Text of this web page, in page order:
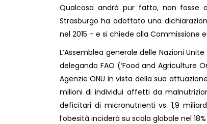
Qualcosa andrà pur fatto, non fosse
Strasburgo ha adottato una
nel 2015 – e si chiede alla
L’Assemblea generale delle Nazioni
delegando FAO (‘Food and Agriculture
Agenzie ONU in vista della sua
milioni di individui affetti da
deficitari di micronutrienti vs. 1,9
l’obesità inciderà su scala globale nel